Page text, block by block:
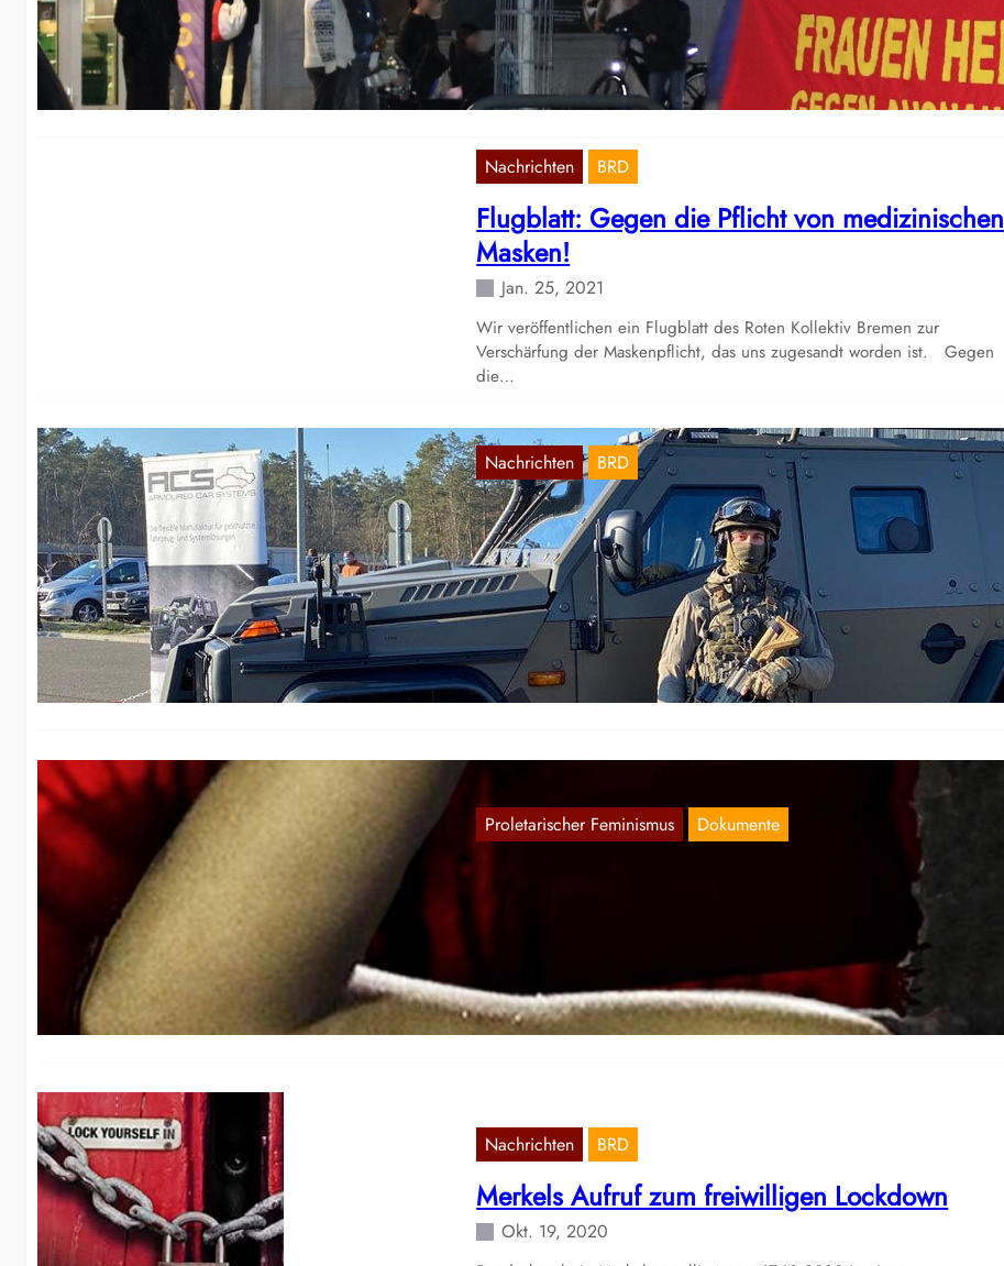
In Norddeutschland führte das Rote Frauenkomitee zum ersten Mal eine
Demonstration in Bremerhaven durch, der Region in der BRD mit…
Nachrichten BRD
Flugblatt: Gegen die Pflicht von medizinischen
Masken!
Jan. 25, 2021
Wir veröffentlichen ein Flugblatt des Roten Kollektiv Bremen zur
Verschärfung der Maskenpflicht, das uns zugesandt worden ist. Gegen
die…
Nachrichten BRD
Katastrophenfall in Bayern, Ausgangssperre in
Baden Württemberg
Dez. 12, 2020
Im Bundesland Bayern wurde zum 12. Dezember derKatastrophenfall
ausgerufen, angeblich um die Corona Pandemie unter Kontrolle zu
bekommen. Dabei wird…
Proletarischer Feminismus Dokumente
Wir veröffentlichen an dieser Stelle einen Aufruf sowie ein Plakat zum 25.
November, welches uns zugeschickt wurde:
Nachrichten BRD
Merkels Aufruf zum freiwilligen Lockdown
Okt. 19, 2020